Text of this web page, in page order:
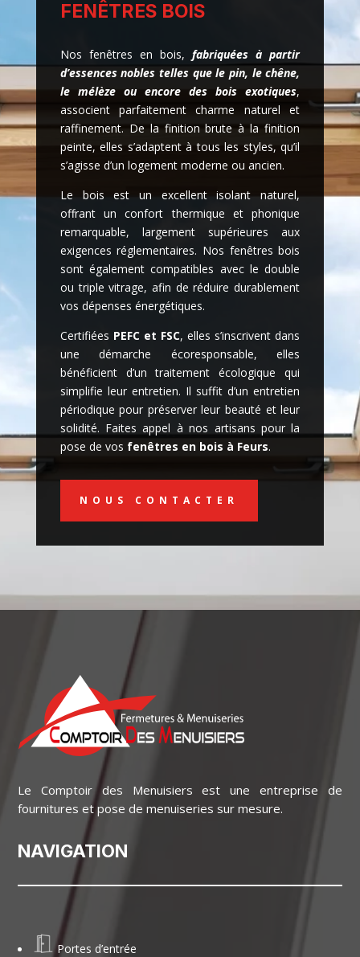
FENÊTRES BOIS
Nos fenêtres en bois,fabriquées à partir
d’essences nobles telles que le pin, le chêne,
le mélèze ou encore des bois exotiques,
associent parfaitement charme naturel et
raffinement. De la finition brute à la finition
peinte, elles s’adaptent à tous les styles, qu’il
s’agisse d’un logement moderne ou ancien.
Le bois est un excellent isolant naturel,
offrant un confort thermique et phonique
remarquable, largement supérieures aux
exigences réglementaires. Nos fenêtres bois
sont également compatibles avec le double
ou triple vitrage, afin de réduire durablement
vos dépenses énergétiques.
Certifiées PEFC et FSC, elles s’inscrivent dans
une démarche écoresponsable, elles
bénéficient d’un traitement écologique qui
simplifie leur entretien. Il suffit d’un entretien
périodique pour préserver leur beauté et leur
solidité. Faites appel à nos artisans pour la
pose de vos fenêtres en bois à Feurs.
NOUS CONTACTER
Le Comptoir des Menuisiers est une entreprise de
fournitures et pose de menuiseries sur mesure.
NAVIGATION
Portes d’entrée